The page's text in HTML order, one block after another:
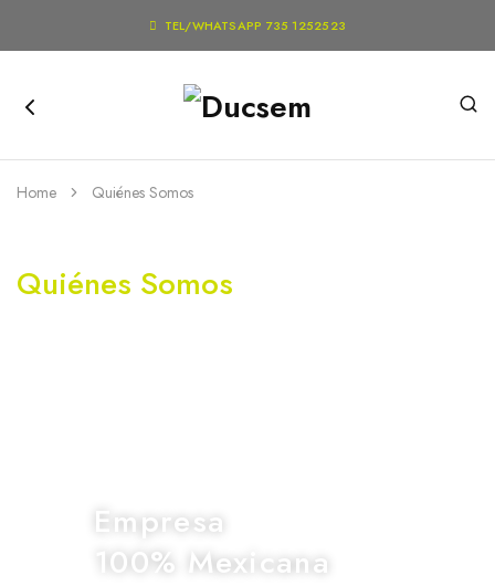
 TEL/WHATSAPP 735 1252523
Home Quiénes Somos
Quiénes Somos
Empresa
100% Mexicana